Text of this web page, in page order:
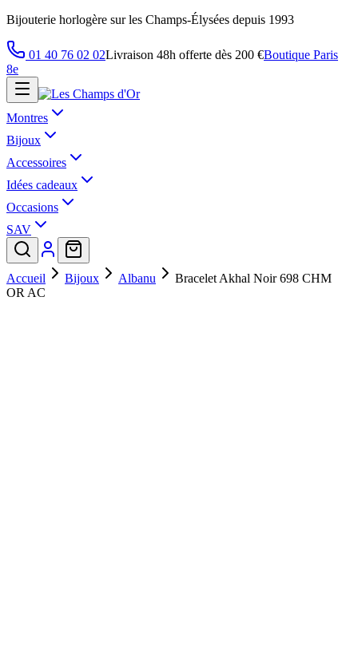
Bijouterie horlogère sur les Champs-Élysées depuis 1993
01 40 76 02 02Livraison 48h offerte dès 200 €Boutique Paris
8e
Montres
Bijoux
Accessoires
Idées cadeaux
Occasions
SAV
Accueil Bijoux Albanu
Bracelet Akhal Noir 698 CHM
OR AC